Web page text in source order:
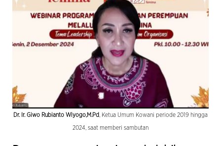
Dr. Ir. Giwo Rubianto Wiyogo,M.Pd , Ketua Umum Kowani periode 2019 hingga
2024, saat memberi sambutan